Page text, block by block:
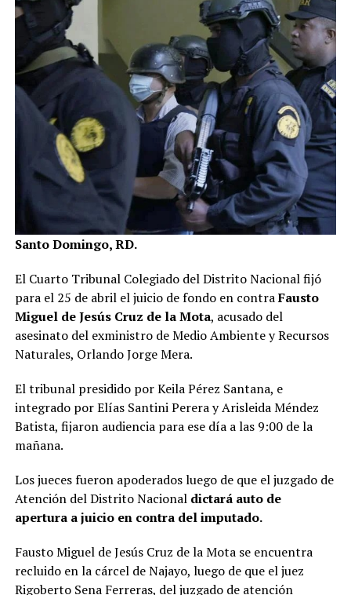
Santo Domingo, RD.
El Cuarto Tribunal Colegiado del Distrito Nacional fijó
para el 25 de abril el juicio de fondo en contraFausto
Miguel de Jesús Cruz de la Mota, acusado del
asesinato del exministro de Medio Ambiente y Recursos
Naturales, Orlando Jorge Mera.
El tribunal presidido por Keila Pérez Santana, e
integrado por Elías Santini Perera y Arisleida Méndez
Batista, fijaron audiencia para ese día a las 9:00 de la
mañana.
Los jueces fueron apoderados luego de que el juzgado de
Atención del Distrito Nacional dictará auto de
apertura a juicio en contra del imputado.
Fausto Miguel de Jesús Cruz de la Mota se encuentra
recluido en la cárcel de Najayo, luego de que el juez
Rigoberto Sena Ferreras, del juzgado de atención